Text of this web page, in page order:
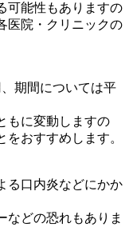
可能性もありますの
医院・クリニックの
期間については平
もに変動しますの
おすすめします。
る口内炎などにかか
などの恐れもありま